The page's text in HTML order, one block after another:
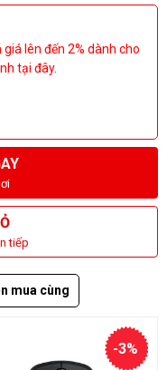
giá lên đến 2% dành cho
tại đây.
tiếp
mua cùng
-3%